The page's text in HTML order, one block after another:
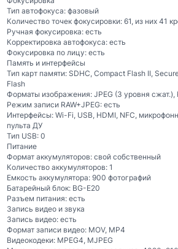
Тип автофокуса: фазовый
Количество точек фокусировки: 61, из них 41
Ручная фокусировка: есть
Корректировка автофокуса: есть
Фокусировка по лицу: есть
Память и интерфейсы
Тип карт памяти: SDHC, Compact Flash II,
Flash
Форматы изображения: JPEG (3 уровня сжат.),
Режим записи RAW+JPEG: есть
Интерфейсы: Wi-Fi, USB, HDMI, NFC,
пульта ДУ
Тип USB: 0
Питание
Формат аккумуляторов: свой собственный
Количество аккумуляторов: 1
Емкость аккумулятора: 900 фотографий
Батарейный блок: BG-E20
Разъем питания: есть
Запись видео и звука
Запись видео: есть
Формат записи видео: MOV, MP4
Видеокодеки: MPEG4, MJPEG